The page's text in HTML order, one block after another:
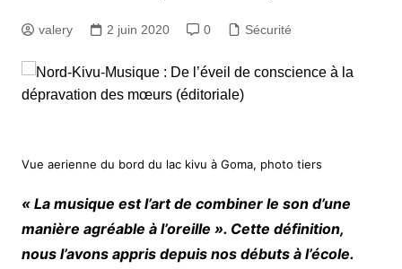
valery 2 juin 2020 0 Sécurité
Vue aerienne du bord du lac kivu à Goma, photo tiers
« La musique est l’art de combiner le son d’une
manière agréable à l’oreille ». Cette définition,
nous l’avons appris depuis nos débuts à l’école.